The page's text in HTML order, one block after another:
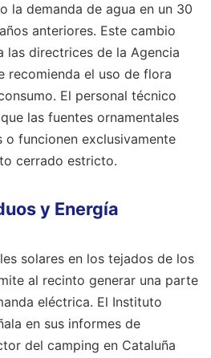
la demanda de agua en un 30
anteriores. Este cambio
las directrices de la Agencia
recomienda el uso de flora
El personal técnico
las fuentes ornamentales
o funcionen exclusivamente
cerrado estricto.
y Energía
solares en los tejados de los
al recinto generar una parte
eléctrica. El Instituto
en sus informes de
del camping en Cataluña